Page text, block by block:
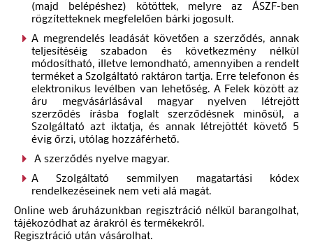
(majd belépéshez) kötöttek, melyre az ÁSZF-ben
rögzítetteknek megfelelően bárki jogosult.
A megrendelés leadását követően a szerződés, annak
teljesítéséig szabadon és következmény nélkül
módosítható, illetve lemondható, amennyiben a rendelt
terméket a Szolgáltató raktáron tartja. Erre telefonon és
elektronikus levélben van lehetőség. A Felek között az
áru megvásárlásával magyar nyelven létrejött
szerződés írásba foglalt szerződésnek minősül, a
Szolgáltató azt iktatja, és annak létrejöttét követő 5
évig őrzi, utólag hozzáférhető.
A szerződés nyelve magyar.
A Szolgáltató semmilyen magatartási kódex
rendelkezéseinek nem veti alá magát.
Online web áruházunkban regisztráció nélkül barangolhat,
tájékozódhat az árakról és termékekről.
Regisztráció után vásárolhat.